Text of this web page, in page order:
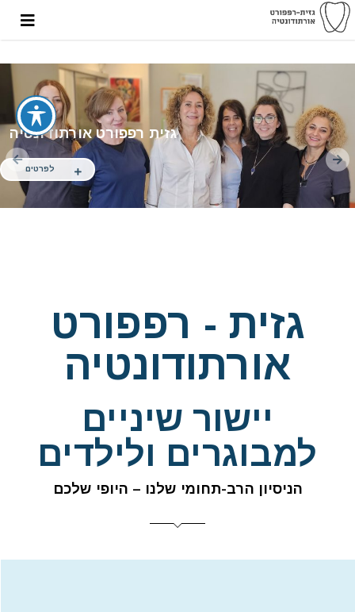
גזית רפפורט אורתודונטיה
לפרטים
גזית - רפפורט
אורתודונטיה
יישור שיניים
למבוגרים ולילדים
הניסיון הרב-תחומי שלנו – היופי שלכם